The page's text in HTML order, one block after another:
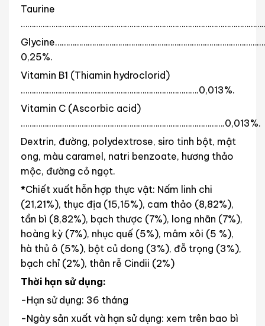
Taurine
0,25%.
Vitamin B1 (Thiamin hydroclorid)
……………………………………………………………………….0,013%.
Vitamin C (Ascorbic acid)
………………………………………………………………………………….0,013%.
Dextrin, đường, polydextrose, siro tinh bột, mật
ong, màu caramel, natri benzoate, hương thảo
mộc, đường cỏ ngọt.
*Chiết xuất hỗn hợp thực vật: Nấm linh chi
(21,21%), thục địa (15,15%), cam thảo (8,82%),
tần bì (8,82%), bạch thược (7%), long nhãn (7%),
hoàng kỳ (7%), nhục quế (5%), mâm xôi (5 %),
hà thủ ô (5%), bột củ dong (3%), đỗ trọng (3%),
bạch chỉ (2%), thân rễ Cindii (2%)
Thời hạn sử dụng:
-Hạn sử dụng: 36 tháng
-Ngày sản xuất và hạn sử dụng: xem trên bao bì